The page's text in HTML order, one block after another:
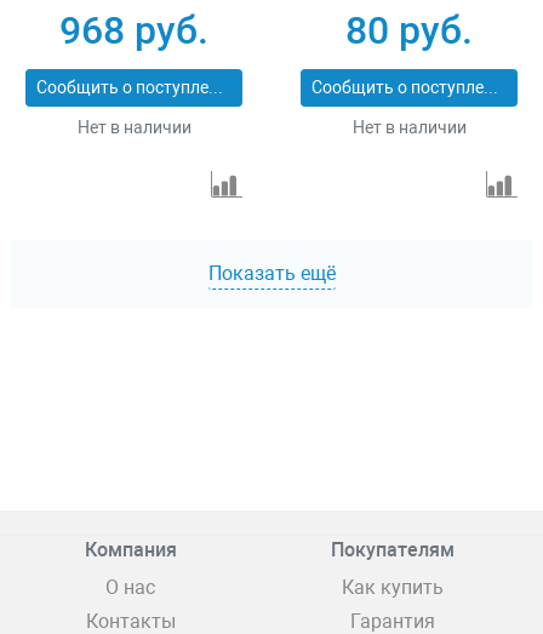
968 руб.
Сообщить о поступлении
Нет в наличии
80 руб.
Сообщить о поступлении
Нет в наличии
Показать ещё
Компания
О нас
Контакты
Покупателям
Как купить
Гарантия